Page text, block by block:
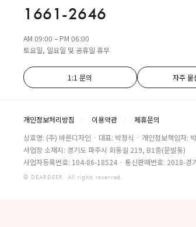
1661-2646
AM 09:00 – PM 06:00
토요일, 일요일 및 공휴일 휴무
1:1 문의 자주 묻
개인정보처리방침 · 이용약관 ·
제휴문의
상호명: (주) 바른디자인 · 대표: 박정식 · 개인정보책임자:
사업장 소재지: 경기도 파주시 회동길 219, B1층(문발동)
사업자등록번호: 104-86-18524 · 통신판매번호: 2018-
© DEARDEER. All rights reserved.